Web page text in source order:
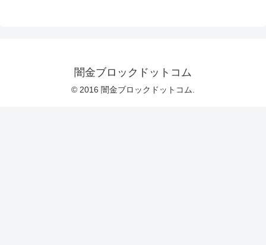
闇金ブロックドットコム
© 2016 闇金ブロックドットコム.